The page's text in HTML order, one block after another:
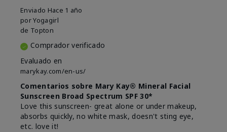
Enviado Hace 1 año
porYogagirl
de Topton
Comprador verificado
Evaluado en
marykay.com/en-us/
Comentarios sobre Mary Kay® Mineral Facial
Sunscreen Broad Spectrum SPF 30*
Love this sunscreen- great alone or under makeup,
absorbs quickly, no white mask, doesn't sting eye,
etc. love it!